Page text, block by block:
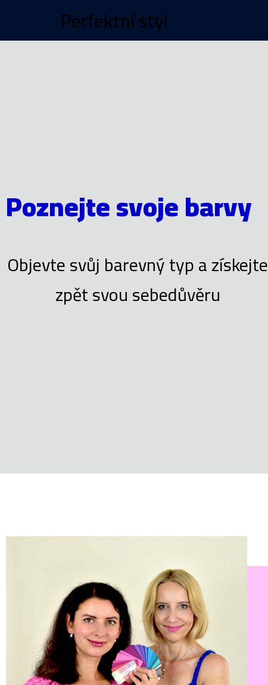
Perfektní styl
Poznejte svoje barvy
Objevte svůj barevný typ a získejte
zpět svou sebedůvěru